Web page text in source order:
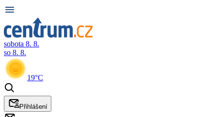
sobota 8. 8.
so 8. 8.
19°C
Přihlášení